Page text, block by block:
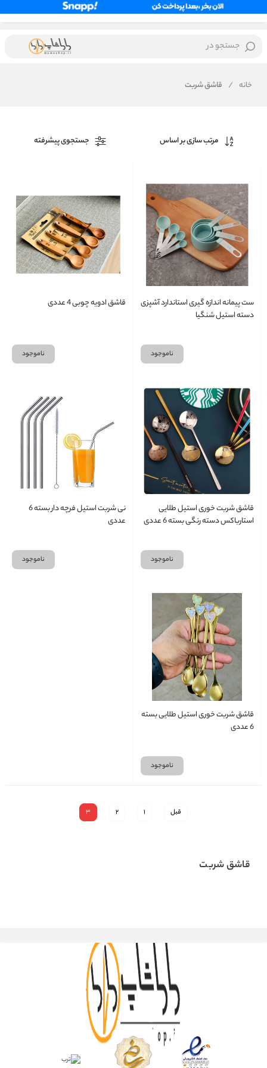
جستجو در
خانه / قاشق شربت
مرتب سازی بر اساس جستجوی پیشرفته
ست پیمانه اندازه گیری استاندارد آشپزی
دسته استیل شنگیا
ناموجود
قاشق ادویه چوبی 4 عددی
ناموجود
قاشق شربت خوری استیل طلایی
استارباکس دسته رنگی بسته 6 عددی
ناموجود
نی شربت استیل فرچه دار بسته 6
عددی
ناموجود
قاشق شربت خوری استیل طلایی بسته
6 عددی
ناموجود
قبل 1
2
3
قاشق شربت